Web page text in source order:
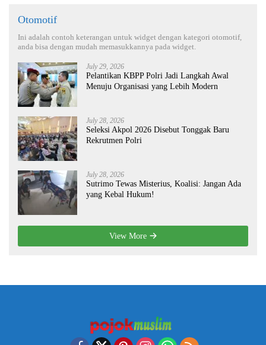
Otomotif
Ini adalah contoh keterangan untuk widget dengan kategori otomotif,
anda bisa dengan mudah memasukkannya pada widget.
July 29, 2026
Pelantikan KBPP Polri Jadi Langkah Awal
Menuju Organisasi yang Lebih Modern
July 28, 2026
Seleksi Akpol 2026 Disebut Tonggak Baru
Rekrutmen Polri
July 28, 2026
Sutrimo Tewas Misterius, Koalisi: Jangan Ada
yang Kebal Hukum!
View More